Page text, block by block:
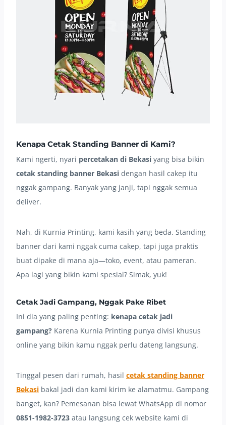
Kenapa Cetak Standing Banner di Kami?
Kami ngerti, nyari percetakan di Bekasi yang bisa bikin
cetak standing banner Bekasi dengan hasil cakep itu
nggak gampang. Banyak yang janji, tapi nggak semua
deliver.
Nah, di Kurnia Printing, kami kasih yang beda. Standing
banner dari kami nggak cuma cakep, tapi juga praktis
buat dipake di mana aja—toko, event, atau pameran.
Apa lagi yang bikin kami spesial? Simak, yuk!
Cetak Jadi Gampang, Nggak Pake Ribet
Ini dia yang paling penting: kenapa cetak jadi
gampang? Karena Kurnia Printing punya divisi khusus
online yang bikin kamu nggak perlu dateng langsung.
Tinggal pesen dari rumah, hasil cetak standing banner
Bekasi bakal jadi dan kami kirim ke alamatmu. Gampang
banget, kan? Pemesanan bisa lewat WhatsApp di nomor
0851-1982-3723 atau langsung cek website kami di